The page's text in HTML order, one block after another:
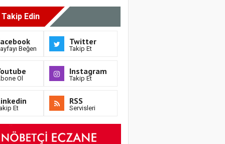
Edin
Beğen
Twitter
Takip Et
Ol
Instagram
Takip Et
Et
RSS
Servisleri